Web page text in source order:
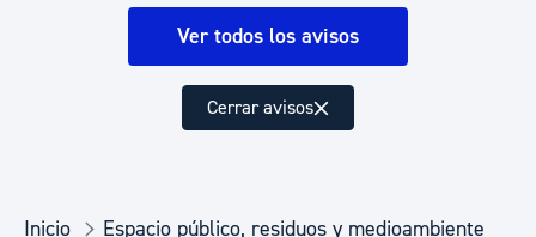
Ver todos los avisos
Cerrar avisos
Inicio
Espacio público, residuos y medioambiente